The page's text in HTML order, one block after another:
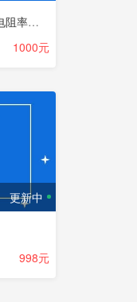
GB/T19289电工钢带（片）的电阻率、密度和叠装系数的测定方法
1000元
更新中
998元